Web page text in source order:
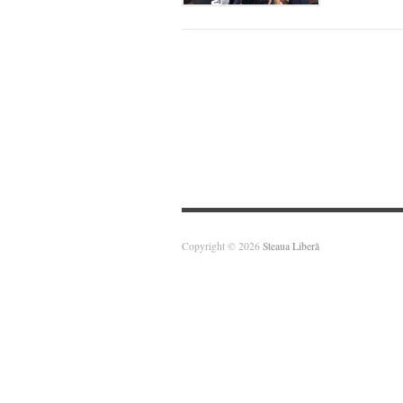
Copyright © 2026 Steaua Liberă